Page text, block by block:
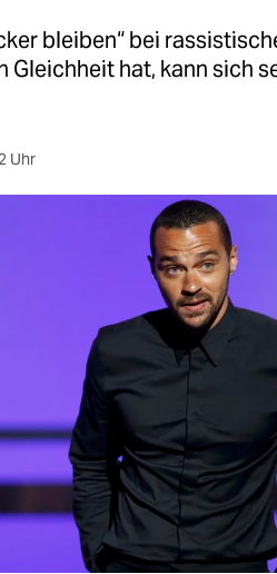
bleiben“ bei
Gleichheit hat, kann sich
Uhr